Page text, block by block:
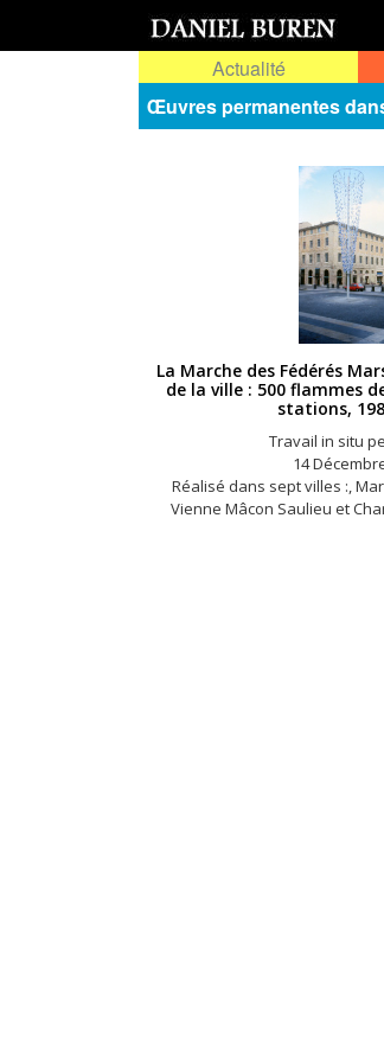
Actualité
Œuvres permanentes
La Marche des Fédérés
de la ville : 500 flammes
stations,
Travail in situ
14
Réalisé dans sept villes :,
Vienne Mâcon Saulieu et